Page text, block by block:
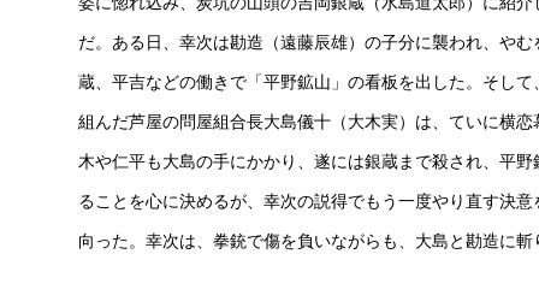
だ。ある日、幸次は勘造（遠藤辰雄）の子分に襲われ、や
蔵、平吉などの働きで「平野鉱山」の看板を出した。そし
組んだ芦屋の問屋組合長大島儀十（大木実）は、ていに横
木や仁平も大島の手にかかり、遂には銀蔵まで殺され、平
ることを心に決めるが、幸次の説得でもう一度やり直す決
向った。幸次は、拳銃で傷を負いながらも、大島と勘造に